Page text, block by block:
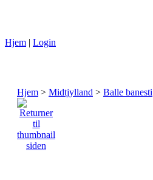
Hjem | Login
Hjem > Midtjylland > Balle banesti